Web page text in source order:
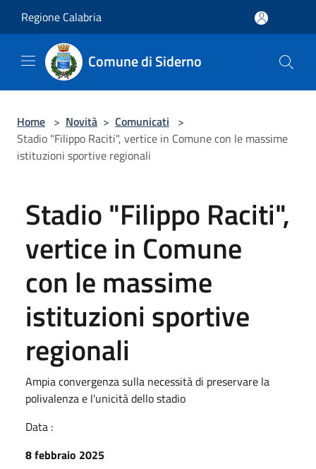
Regione Calabria
Comune di Siderno
Home > Novità > Comunicati >
Stadio "Filippo Raciti", vertice in Comune con le massime
istituzioni sportive regionali
Stadio "Filippo Raciti",
vertice in Comune
con le massime
istituzioni sportive
regionali
Ampia convergenza sulla necessità di preservare la
polivalenza e l'unicità dello stadio
Data :
8 febbraio 2025